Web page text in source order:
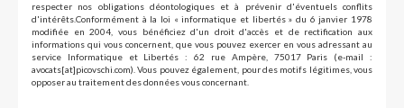
respecter nos obligations déontologiques et à prévenir d'éventuels conflits
d'intérêts.Conformément à la loi « informatique et libertés » du 6 janvier 1978
modifiée en 2004, vous bénéficiez d'un droit d'accès et de rectification aux
informations qui vous concernent, que vous pouvez exercer en vous adressant au
service Informatique et Libertés : 62 rue Ampère, 75017 Paris (e-mail :
avocats[at]picovschi.com). Vous pouvez également, pour des motifs légitimes, vous
opposer au traitement des données vous concernant.